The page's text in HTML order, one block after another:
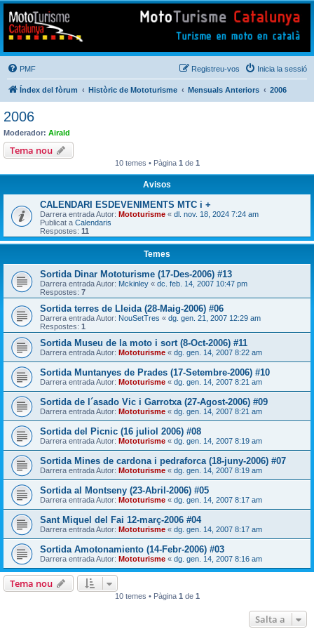
Mototurisme
Turisme en moto en català
PMF Inicia la sessió
Registreu-vos
Índex del fòrum Històric de Mototurisme Mensuals Anteriors 2006
2006
Moderador: Airald
Tema nou
10 temes • Pàgina 1 de 1
Avisos
CALENDARI ESDEVENIMENTS MTC i +
Darrera entrada Autor: Mototurisme « dl. nov. 18, 2024 7:24 am
Publicat a Calendaris
Respostes: 11
Temes
Sortida Dinar Mototurisme (17-Des-2006) #13
Darrera entrada Autor: Mckinley « dc. feb. 14, 2007 10:47 pm
Respostes: 7
Sortida terres de Lleida (28-Maig-2006) #06
Darrera entrada Autor: NouSetTres « dg. gen. 21, 2007 12:29 am
Respostes: 1
Sortida Museu de la moto i sort (8-Oct-2006) #11
Darrera entrada Autor: Mototurisme « dg. gen. 14, 2007 8:22 am
Sortida Muntanyes de Prades (17-Setembre-2006) #10
Darrera entrada Autor: Mototurisme « dg. gen. 14, 2007 8:21 am
Sortida de l´asado Vic i Garrotxa (27-Agost-2006) #09
Darrera entrada Autor: Mototurisme « dg. gen. 14, 2007 8:21 am
Sortida del Picnic (16 juliol 2006) #08
Darrera entrada Autor: Mototurisme « dg. gen. 14, 2007 8:19 am
Sortida Mines de cardona i pedraforca (18-juny-2006) #07
Darrera entrada Autor: Mototurisme « dg. gen. 14, 2007 8:19 am
Sortida al Montseny (23-Abril-2006) #05
Darrera entrada Autor: Mototurisme « dg. gen. 14, 2007 8:17 am
Sant Miquel del Fai 12-març-2006 #04
Darrera entrada Autor: Mototurisme « dg. gen. 14, 2007 8:17 am
Sortida Amotonamiento (14-Febr-2006) #03
Darrera entrada Autor: Mototurisme « dg. gen. 14, 2007 8:16 am
Tema nou
10 temes • Pàgina 1 de 1
Salta a